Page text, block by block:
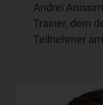
Andrei
Trainer, dem
Teilnehmer